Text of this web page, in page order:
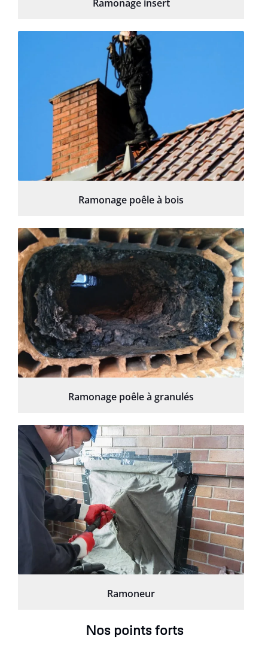
Ramonage insert
Ramonage poêle à bois
Ramonage poêle à granulés
Ramoneur
Nos points forts